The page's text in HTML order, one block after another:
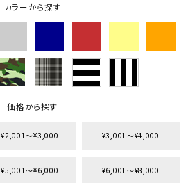
search
円 ～
カラーから探す
価格から探す
¥2,001〜¥3,000 ¥3,001〜¥4,000
¥5,001〜¥6,000 ¥6,001〜¥8,000